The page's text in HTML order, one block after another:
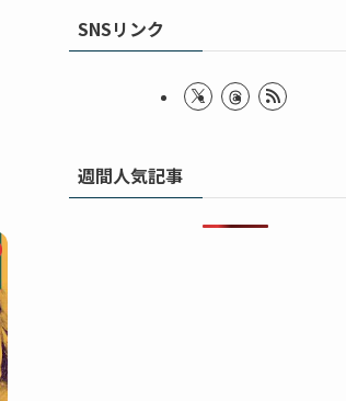
SNSリンク
週間人気記事